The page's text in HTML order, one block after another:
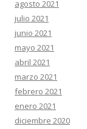
agosto 2021
julio 2021
junio 2021
mayo 2021
abril 2021
marzo 2021
febrero 2021
enero 2021
diciembre 2020